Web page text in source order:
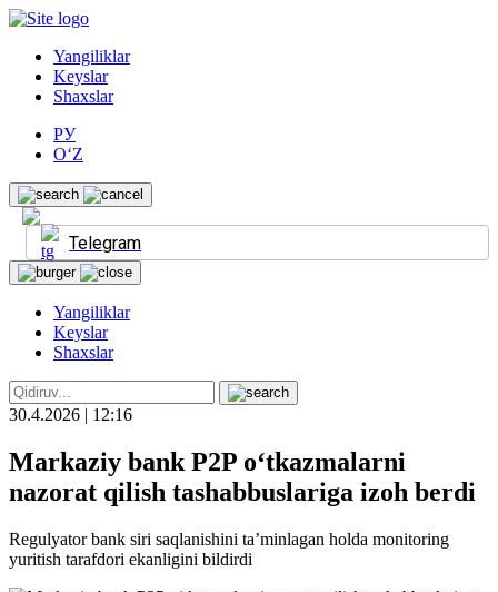
Yangiliklar
Keyslar
Shaxslar
РУ
O‘Z
Telegram
Yangiliklar
Keyslar
Shaxslar
30.4.2026 | 12:16
Markaziy bank P2P o‘tkazmalarni
nazorat qilish tashabbuslariga izoh berdi
Regulyator bank siri saqlanishini ta’minlagan holda monitoring
yuritish tarafdori ekanligini bildirdi